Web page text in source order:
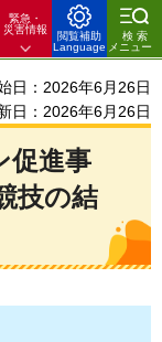
緊急・
災害情報
閲覧補助
Language
検索
メニュー
日：2026年6月26日
日：2026年6月26日
促進事
技の結